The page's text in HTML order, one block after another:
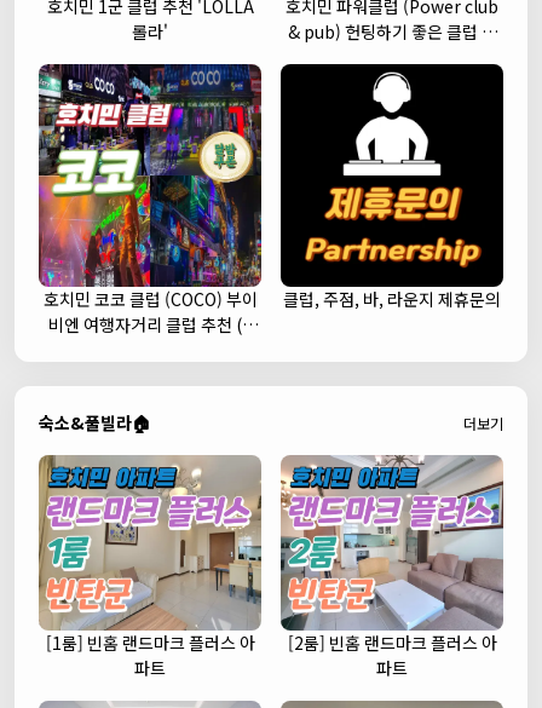
호치민 1군 클럽 추천 'LOLLA
롤라'
호치민 파워클럽 (Power club
& pub) 헌팅하기 좋은 클럽 추
호치민 코코 클럽 (COCO) 부이
비엔 여행자거리 클럽 추천 (1
클럽, 주점, 바, 라운지 제휴문의
숙소&풀빌라🏠 더보기
[1룸] 빈홈 랜드마크 플러스 아
파트
[2룸] 빈홈 랜드마크 플러스 아
파트